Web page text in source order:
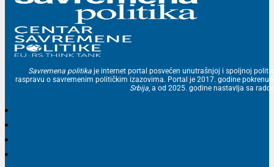
Savremena politika je internet portal posvećen unutrašnjoj i spoljnoj
raspravu o savremenim političkim izazovima. Portal je 2017. godine
Srbija, a od 2025. godine nastavlja sa